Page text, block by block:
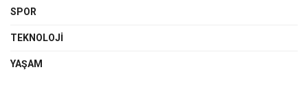
SPOR
TEKNOLOJI
YAŞAM